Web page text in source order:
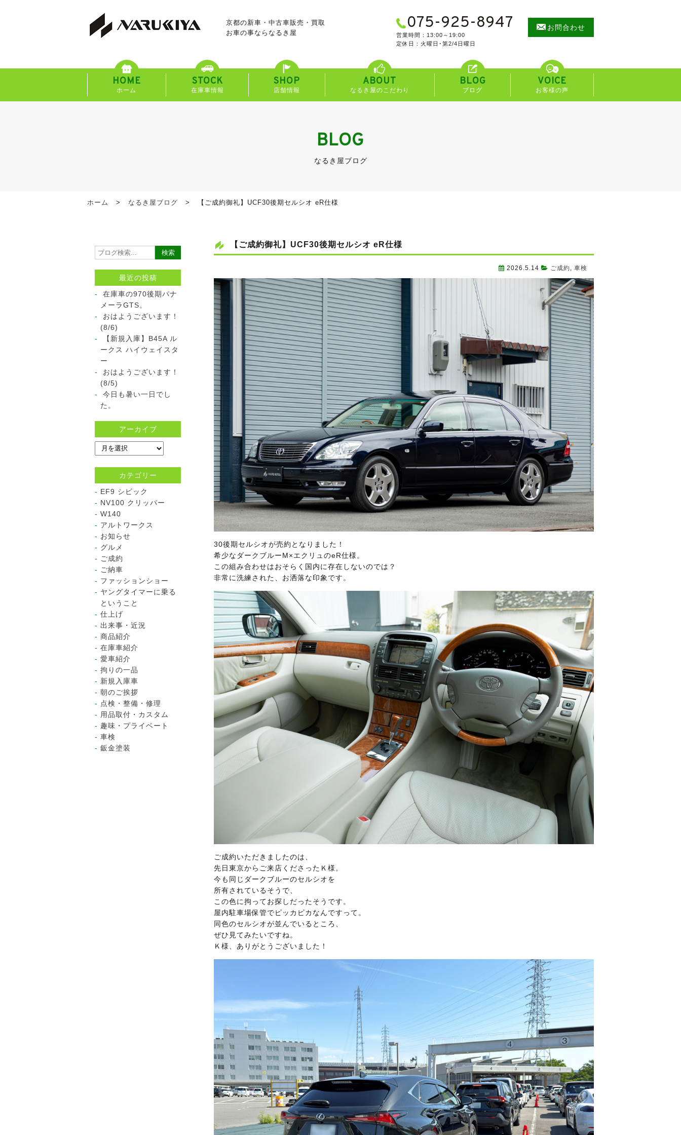
京都の新車・中古車販売・買取
お車の事なら なるき屋
075-925-8947
営業時間：13:00～19:00
定休日：火曜日･第2/4日曜日
お問合わせ
HOME
ホーム
STOCK
在庫車情報
SHOP
店舗情報
ABOUT
なるき屋のこだわり
BLOG
ブログ
VOICE
お客様の声
BLOG
なるき屋ブログ
ホーム なるき屋ブログ 【ご成約御礼】UCF30後期セルシオ eR仕様
【ご成約御礼】UCF30後期セルシオ eR仕様
2026.5.14 ご成約 車検
30後期セルシオが売約となりました！
希少なダークブルーM×エクリュのeR仕様。
この組み合わせはおそらく国内に存在しないのでは？
非常に洗練された、お洒落な印象です。
ご成約いただきましたのは、
先日東京からご来店くださったＫ様。
今も同じダークブルーのセルシオを
所有されているそうで、
この色に拘ってお探しだったそうです。
屋内駐車場保管でピッカピカなんですって。
同色のセルシオが並んでいるところ、
ぜひ見てみたいですね。
Ｋ様、ありがとうございました！
最近の投稿
在庫車の970後期パナ
メーラGTS。
おはようございます！
(8/6)
【新規入庫】B45A ル
ークス ハイウェイスタ
ー
おはようございます！
(8/5)
今日も暑い一日でし
た。
アーカイブ
カテゴリー
EF9 シビック
NV100 クリッパー
W140
アルトワークス
お知らせ
グルメ
ご成約
ご納車
ファッションショー
ヤングタイマーに乗る
ということ
仕上げ
出来事・近況
商品紹介
在庫車紹介
愛車紹介
拘りの一品
新規入庫車
朝のご挨拶
点検・整備・修理
用品取付・カスタム
趣味・プライベート
車検
鈑金塗装